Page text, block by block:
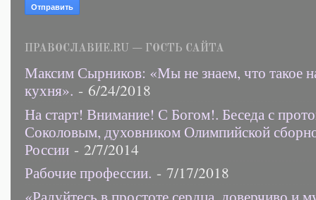
ПРАВОСЛАВИЕ.RU — ГОСТЬ САЙТА
Максим Сырников: «Мы не знаем, что такое
кухня». - 6/24/2018
На старт! Внимание! С Богом!. Беседа с
Соколовым, духовником Олимпийской
России - 2/7/2014
Рабочие профессии. - 7/17/2018